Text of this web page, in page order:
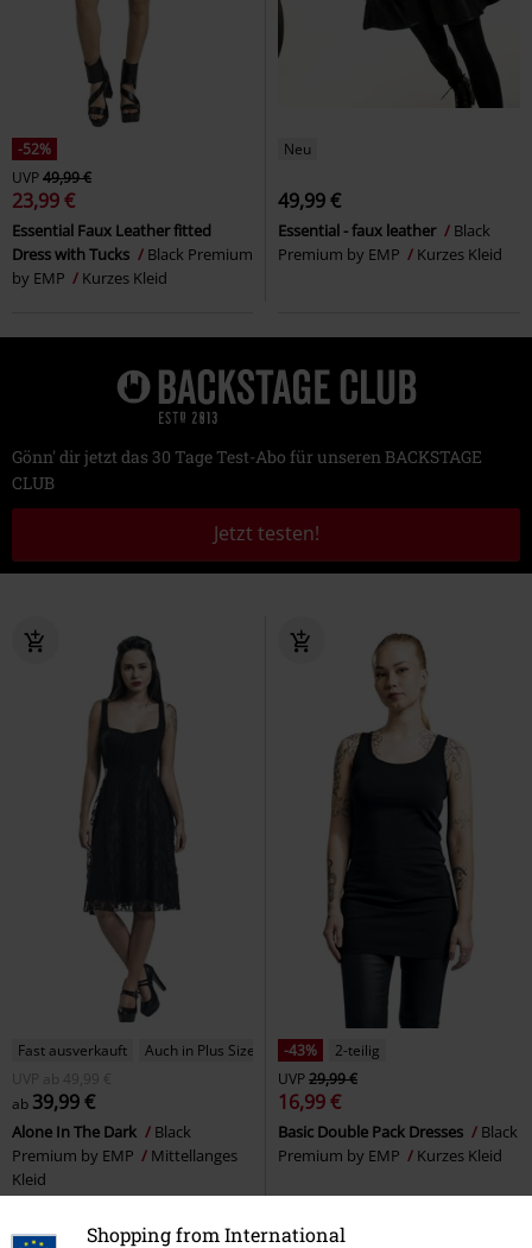
Shopping from International
-52%
UVP49,99 €
23,99 €
Essential Faux Leather fitted
Dress with Tucks
Black Premium
by EMP
Kurzes Kleid
Neu
49,99 €
Essential - faux leather
Black
Premium by EMP
Kurzes Kleid
Gönn' dir jetzt das 30 Tage Test-Abo für unseren BACKSTAGE
CLUB
Jetzt testen!
Fast ausverkauft
Auch in Plus Size
UVP
ab
49,99 €
ab 39,99 €
Alone In The Dark
Black
Premium by EMP
Mittellanges
Kleid
-43%
2-teilig
UVP29,99 €
16,99 €
Basic Double Pack Dresses
Black
Premium by EMP
Kurzes Kleid